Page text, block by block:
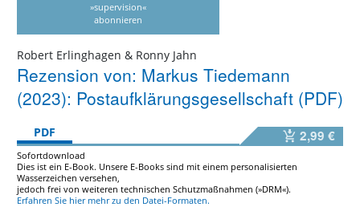
»supervision«
abonnieren
Robert Erlinghagen & Ronny Jahn
Rezension von: Markus Tiedemann
(2023): Postaufklärungsgesellschaft (PDF)
PDF 2,99 €
Sofortdownload
Dies ist ein E-Book. Unsere E-Books sind mit einem personalisierten
Wasserzeichen versehen,
jedoch frei von weiteren technischen Schutzmaßnahmen (»DRM«).
Erfahren Sie hier mehr zu den Datei-Formaten.